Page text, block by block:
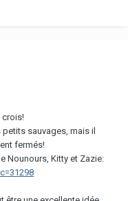
sauvages, mais il
fermés!
Nounours, Kitty et Zazie: